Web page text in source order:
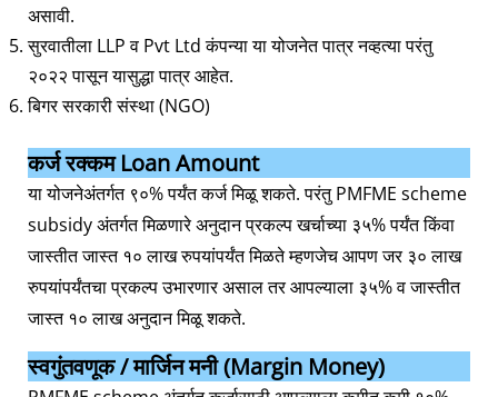
असावी.
सुरवातीला LLP व Pvt Ltd कंपन्या या योजनेत पात्र नव्हत्या परंतु
२०२२ पासून यासुद्धा पात्र आहेत.
बिगर सरकारी संस्था (NGO)
कर्ज रक्कम Loan Amount
या योजनेअंतर्गत ९०% पर्यंत कर्ज मिळू शकते. परंतु PMFME scheme
subsidy अंतर्गत मिळणारे अनुदान प्रकल्प खर्चाच्या ३५% पर्यंत किंवा
जास्तीत जास्त १० लाख रुपयांपर्यंत मिळते म्हणजेच आपण जर ३० लाख
रुपयांपर्यंतचा प्रकल्प उभारणार असाल तर आपल्याला ३५% व जास्तीत
जास्त १० लाख अनुदान मिळू शकते.
स्वगुंतवणूक / मार्जिन मनी (Margin Money)